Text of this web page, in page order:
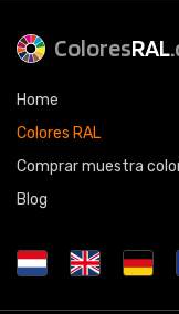
ColoresRAL
Home
Colores RAL
Comprar muestra
Blog